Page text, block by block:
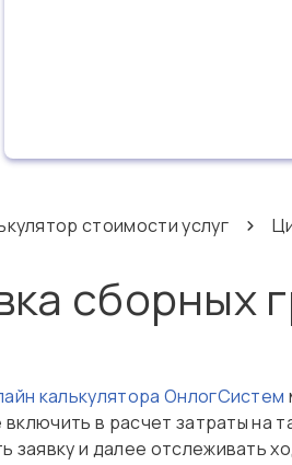
стоимости услуг
сборных
калькулятора ОнлогСистем
включить в расчет затраты
и далее отслеживать